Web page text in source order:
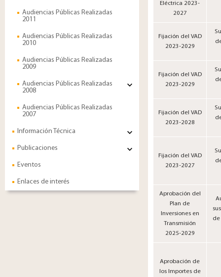
Eléctrica 2023-
2027
Fijación del VAD
2023-2029
Fijación del VAD
2023-2029
Fijación del VAD
2023-2028
Fijación del VAD
2023-2027
Aprobación del
Plan de
Inversiones en
Transmisión
2025-2029
de
Aprobación de
los Importes de
Audiencias Públicas Realizadas
2011
Audiencias Públicas Realizadas
2010
Audiencias Públicas Realizadas
2009
Audiencias Públicas Realizadas
2008
Audiencias Públicas Realizadas
2007
Información Técnica
Publicaciones
Eventos
Enlaces de interés